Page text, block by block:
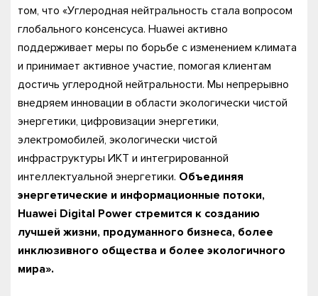
том, что «Углеродная нейтральность стала вопросом
глобального консенсуса. Huawei активно
поддерживает меры по борьбе с изменением климата
и принимает активное участие, помогая клиентам
достичь углеродной нейтральности. Мы непрерывно
внедряем инновации в области экологически чистой
энергетики, цифровизации энергетики,
электромобилей, экологически чистой
инфраструктуры ИКТ и интегрированной
интеллектуальной энергетики. Объединяя
энергетические и информационные потоки,
Huawei Digital Power стремится к созданию
лучшей жизни, продуманного бизнеса, более
инклюзивного общества и более экологичного
мира».